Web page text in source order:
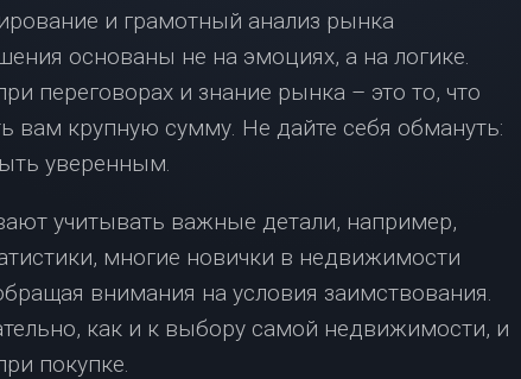
ИПОТЕКА
МОСКВЕ:
ЧТО
НУЖНО
ЗНАТЬ?
и грамотный анализ рынка
основаны не на эмоциях, а на логике.
переговорах и знание рынка – это то, что
вам крупную сумму. Не дайте себя обмануть:
уверенным.
учитывать важные детали, например,
многие новички в недвижимости
внимания на условия заимствования.
как и к выбору самой недвижимости, и
покупке.